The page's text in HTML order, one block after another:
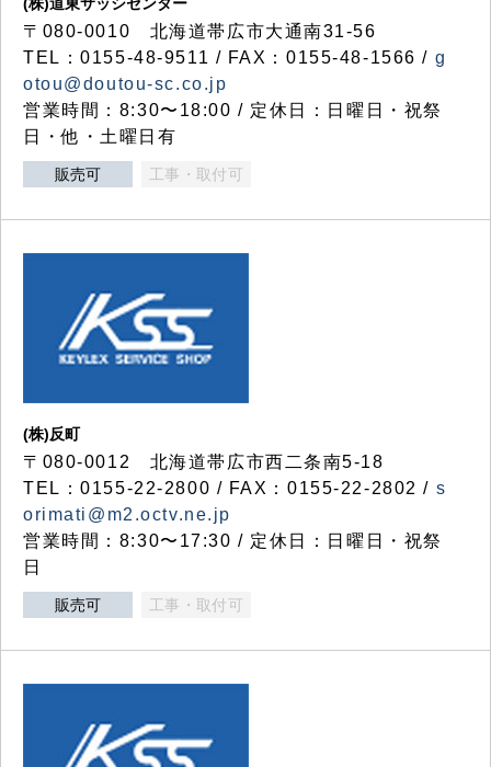
〒080-0010 北海道帯広市大通南31-56
TEL：0155-48-9511 / FAX：0155-48-1566 / g
otou@doutou-sc.co.jp
営業時間：8:30〜18:00 / 定休日：日曜日・祝祭
日・他・土曜日有
販売可 工事・取付可
(株)反町
〒080-0012 北海道帯広市西二条南5-18
TEL：0155-22-2800 / FAX：0155-22-2802 / s
orimati@m2.octv.ne.jp
営業時間：8:30〜17:30 / 定休日：日曜日・祝祭
日
販売可 工事・取付可